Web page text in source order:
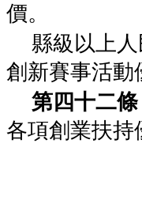
價。
縣級以上
創新賽事活動
第四十二條
各項創業扶持